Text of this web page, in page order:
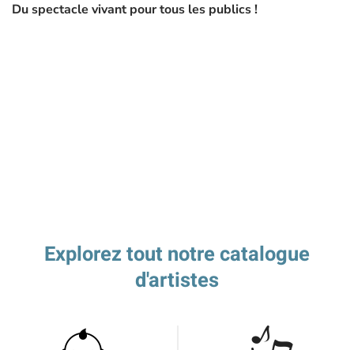
Du spectacle vivant pour tous les publics !
Explorez tout notre catalogue
d'artistes